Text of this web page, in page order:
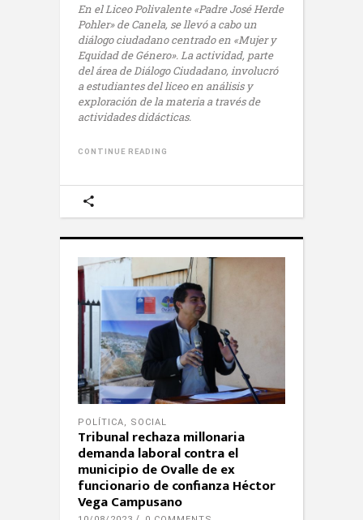
En el Liceo Polivalente «Padre José Herde
Pohler» de Canela, se llevó a cabo un
diálogo ciudadano centrado en «Mujer y
Equidad de Género». La actividad, parte
del área de Diálogo Ciudadano, involucró
a estudiantes del liceo en análisis y
exploración de la materia a través de
actividades didácticas.
CONTINUE READING
POLÍTICA SOCIAL
Tribunal rechaza millonaria
demanda laboral contra el
municipio de Ovalle de ex
funcionario de confianza Héctor
Vega Campusano